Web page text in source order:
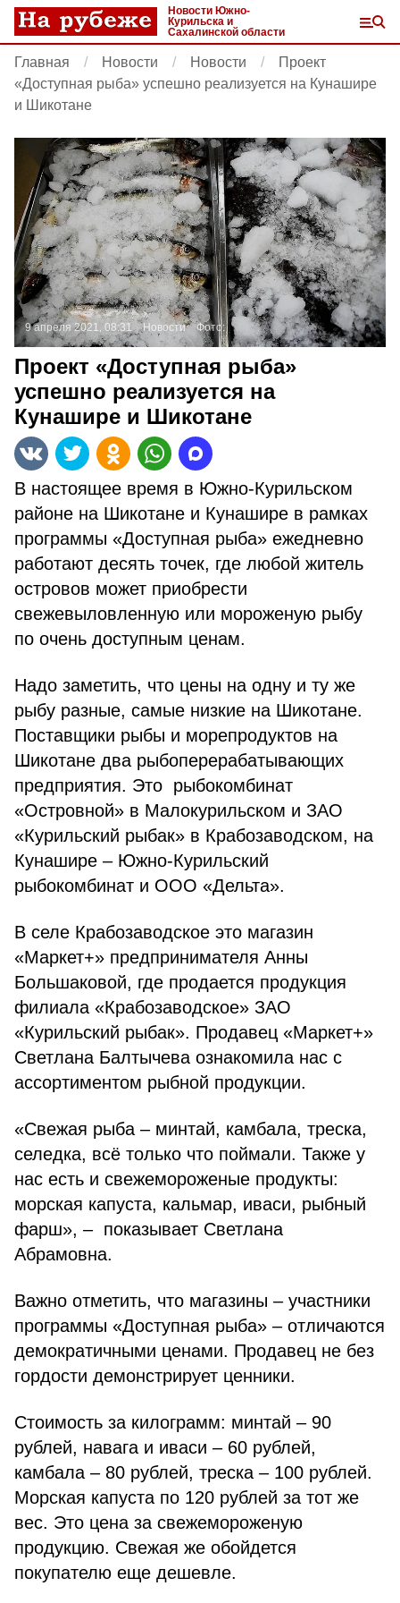
Новости Южно-
Курильска и
Сахалинской области
Главная Новости Новости
Проект
«Доступная рыба» успешно реализуется на Кунашире
и Шикотане
9 апреля 2021, 08:31 Новости Фото:
Проект «Доступная рыба»
успешно реализуется на
Кунашире и Шикотане
В настоящее время в Южно-Курильском
районе на Шикотане и Кунашире в рамках
программы «Доступная рыба» ежедневно
работают десять точек, где любой житель
островов может приобрести
свежевыловленную или мороженую рыбу
по очень доступным ценам.
Надо заметить, что цены на одну и ту же
рыбу разные, самые низкие на Шикотане.
Поставщики рыбы и морепродуктов на
Шикотане два рыбоперерабатывающих
предприятия. Это рыбокомбинат
«Островной» в Малокурильском и ЗАО
«Курильский рыбак» в Крабозаводском, на
Кунашире – Южно-Курильский
рыбокомбинат и ООО «Дельта».
В селе Крабозаводское это магазин
«Маркет+» предпринимателя Анны
Большаковой, где продается продукция
филиала «Крабозаводское» ЗАО
«Курильский рыбак». Продавец «Маркет+»
Светлана Балтычева ознакомила нас с
ассортиментом рыбной продукции.
«Свежая рыба – минтай, камбала, треска,
селедка, всё только что поймали. Также у
нас есть и свежемороженые продукты:
морская капуста, кальмар, иваси, рыбный
фарш», – показывает Светлана
Абрамовна.
Важно отметить, что магазины – участники
программы «Доступная рыба» – отличаются
демократичными ценами. Продавец не без
гордости демонстрирует ценники.
Стоимость за килограмм: минтай – 90
рублей, навага и иваси – 60 рублей,
камбала – 80 рублей, треска – 100 рублей.
Морская капуста по 120 рублей за тот же
вес. Это цена за свежемороженую
продукцию. Свежая же обойдется
покупателю еще дешевле.